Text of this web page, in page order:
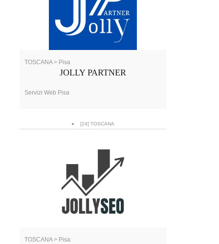
TOSCANA > Pisa
JOLLY PARTNER
Servizi Web Pisa
[24] TOSCANA
TOSCANA > Pisa